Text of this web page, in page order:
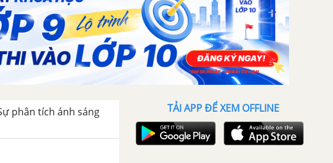
phân tích ánh sáng
TẢI APP ĐỂ XEM OFFLINE